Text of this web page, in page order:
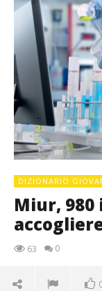
DIZIONARIO
Miur,
63 0